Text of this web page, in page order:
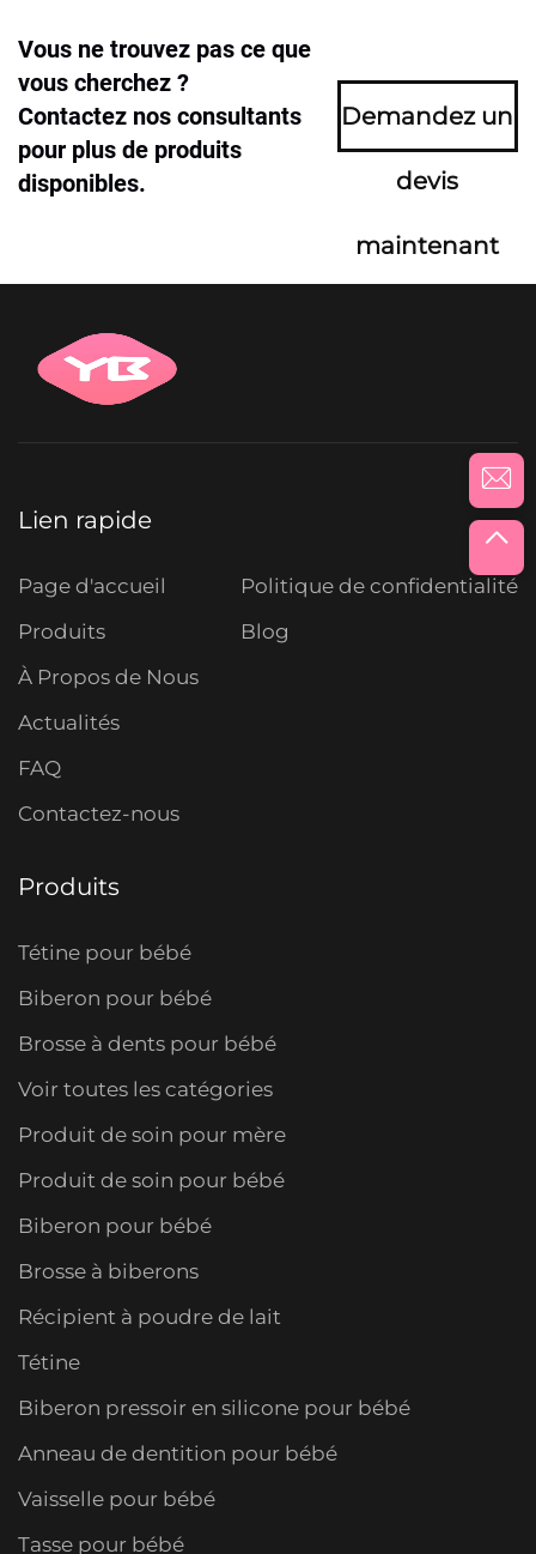
Vous ne trouvez pas ce que
vous cherchez ?
Contactez nos consultants
pour plus de produits
disponibles.
Demandez un
devis
maintenant
Lien rapide
Page d'accueil
Produits
À Propos de Nous
Actualités
FAQ
Contactez-nous
Politique de confidentialité
Blog
Produits
Tétine pour bébé
Biberon pour bébé
Brosse à dents pour bébé
Voir toutes les catégories
Produit de soin pour mère
Produit de soin pour bébé
Biberon pour bébé
Brosse à biberons
Récipient à poudre de lait
Tétine
Biberon pressoir en silicone pour bébé
Anneau de dentition pour bébé
Vaisselle pour bébé
Tasse pour bébé